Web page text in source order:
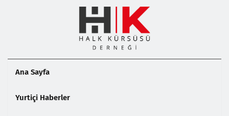
Ana Sayfa
Yurtiçi Haberler